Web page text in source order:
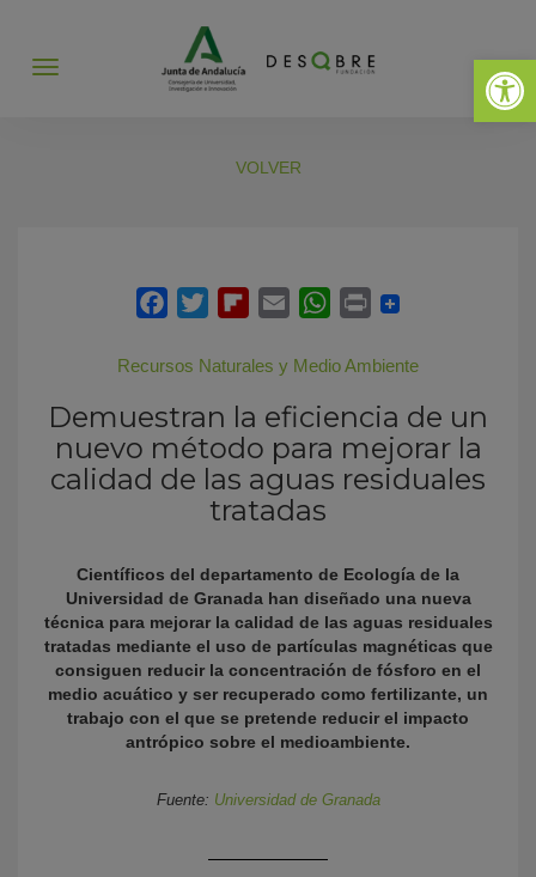
Abrir
Abrir
VOLVER
Recursos Naturales y Medio Ambiente
Demuestran la eficiencia de un
nuevo método para mejorar la
calidad de las aguas residuales
tratadas
Científicos del departamento de Ecología de la
Universidad de Granada han diseñado una nueva
técnica para mejorar la calidad de las aguas residuales
tratadas mediante el uso de partículas magnéticas que
consiguen reducir la concentración de fósforo en el
medio acuático y ser recuperado como fertilizante, un
trabajo con el que se pretende reducir el impacto
antrópico sobre el medioambiente.
Fuente: Universidad de Granada